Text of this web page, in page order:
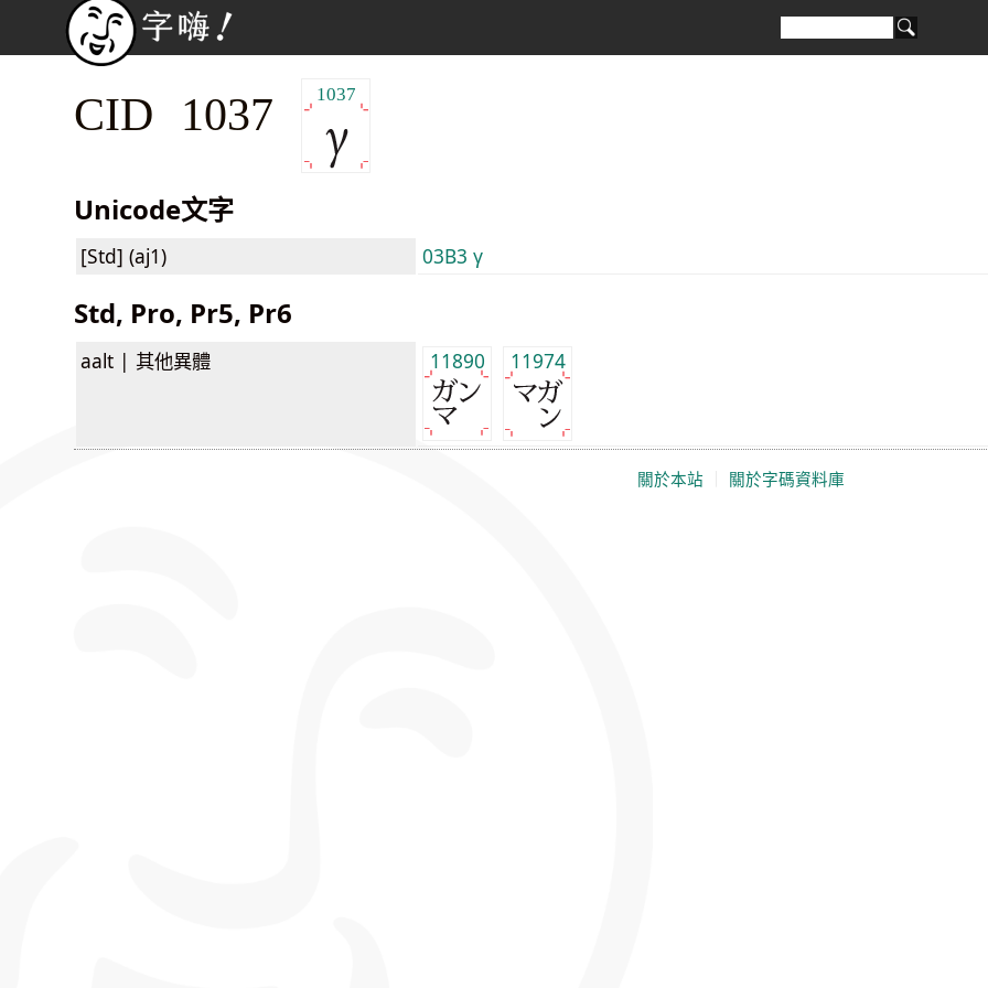
CID 1037 1037
Unicode文字
[Std] (aj1) 03B3 γ
Std, Pro, Pr5, Pr6
aalt | 其他異體 11890 11974
關於本站 關於字碼資料庫